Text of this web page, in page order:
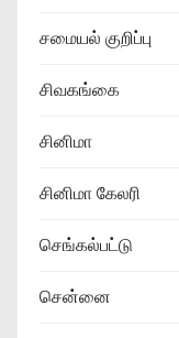
சமையல் குறிப்பு
சிவகங்கை
சினிமா
சினிமா கேலரி
செங்கல்பட்டு
சென்னை